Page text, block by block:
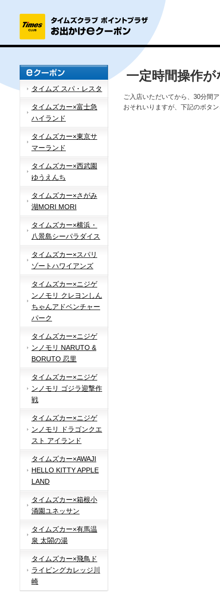
タイムズ スパ・レスタ
タイムズカー×富士急
ハイランド
タイムズカー×東京サ
マーランド
タイムズカー×西武園
ゆうえんち
タイムズカー×さがみ
湖MORI MORI
タイムズカー×横浜・
八景島シーパラダイス
タイムズカー×スパリ
ゾートハワイアンズ
タイムズカー×ニジゲ
ンノモリ クレヨンしん
ちゃんアドベンチャー
パーク
タイムズカー×ニジゲ
ンノモリ NARUTO &
BORUTO 忍里
タイムズカー×ニジゲ
ンノモリ ゴジラ迎撃作
戦
タイムズカー×ニジゲ
ンノモリ ドラゴンクエ
スト アイランド
タイムズカー×AWAJI
HELLO KITTY APPLE
LAND
タイムズカー×箱根小
涌園ユネッサン
タイムズカー×有馬温
泉 太閤の湯
タイムズカー×飛鳥ド
ライビングカレッジ川
崎
一定時間操作
ご入店いただいてから、30分間
おそれいりますが、下記のボタ